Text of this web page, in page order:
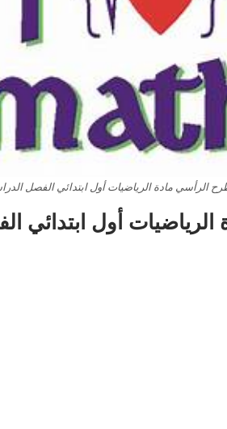
الرأسي مادة الرياضيات أول ابتدائي الفصل الدراسي
أول ابتدائي